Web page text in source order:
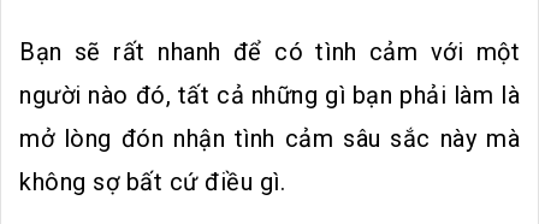
Bạn sẽ rất nhanh để có tình cảm với một
người nào đó, tất cả những gì bạn phải làm là
mở lòng đón nhận tình cảm sâu sắc này mà
không sợ bất cứ điều gì.